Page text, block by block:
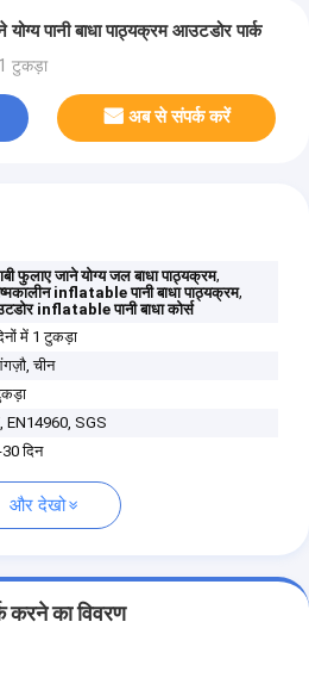
योग्य पानी बाधा पाठ्यक्रम आउटडोर पार्क
टुकड़ा
अब से संपर्क करें
फुलाए जाने योग्य जल बाधा पाठ्यक्रम,
inflatable पानी बाधा पाठ्यक्रम,
inflatable पानी बाधा कोर्स
में 1 टुकड़ा
चीन
EN14960, SGS
दिन
और देखो
करने का विवरण